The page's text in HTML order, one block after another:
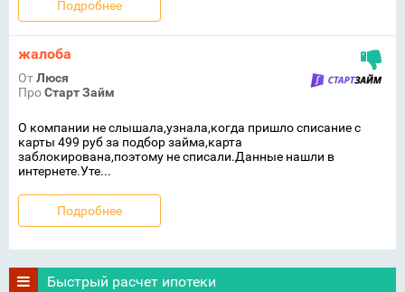
Подробнее
жалоба
ОтЛюся
ПроСтарт Займ
О компании не слышала,узнала,когда пришло списание с
карты 499 руб за подбор займа,карта
заблокирована,поэтому не списали.Данные нашли в
интернете.Уте...
Подробнее
Быстрый расчет ипотеки